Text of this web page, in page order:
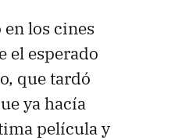
los cines
el esperado
que tardó
ya hacía
película y